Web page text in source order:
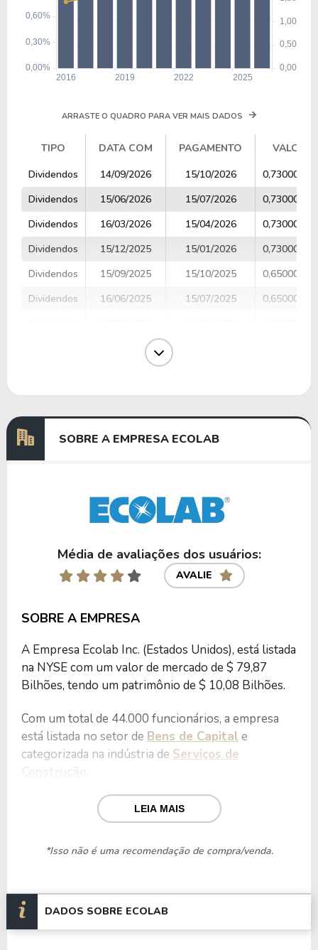
ARRASTE O QUADRO PARA VER MAIS DADOS
TIPO DATA COM PAGAMENTO
VALOR
TIPO
DATA COM PAGAMENTO VALOR
Dividendos 14/09/2026 15/10/2026
0,73000000
Dividendos
15/06/2026 15/07/2026
0,73000000
Dividendos
16/03/2026 15/04/2026
0,73000000
Dividendos
15/12/2025 15/01/2026
0,73000000
Dividendos
15/09/2025 15/10/2025
0,65000000
Dividendos
16/06/2025 15/07/2025
0,65000000
16/12/2024
SOBRE A EMPRESA ECOLAB
Média de avaliações dos usuários:
AVALIE
SOBRE A EMPRESA
A Empresa Ecolab Inc. (Estados Unidos), está listada
na NYSE com um valor de mercado de $ 79,87
Bilhões, tendo um patrimônio de $ 10,08 Bilhões.
Com um total de 44.000 funcionários, a empresa
está listada no setor de Bens de Capitale
categorizada na indústria de Serviços de
Construção
Nos últimos 12 meses a Empresa teve um
faturamento de $ 16,84 Bilhões, que gerou um
possui um P/L de 37,74, um P/VP de 7,92 e nos
últimos 12 meses o dividend yeld da ECL ficou em
1,00%.
LEIA MAIS
*Isso não é uma recomendação de compra/venda.
DADOS SOBRE ECOLAB